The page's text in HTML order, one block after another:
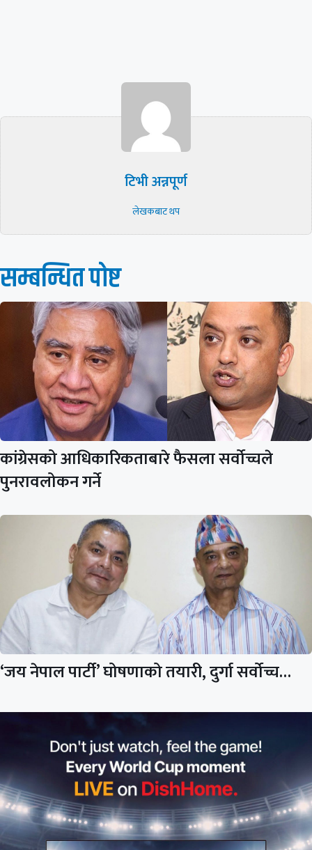
टिभी अन्नपूर्ण
लेखकबाट थप
सम्बन्धित पाेष्ट
कांग्रेसको आधिकारिकताबारे फैसला सर्वोच्चले
पुनरावलोकन गर्ने
‘जय नेपाल पार्टी’ घोषणाको तयारी, दुर्गा सर्वोच्च…